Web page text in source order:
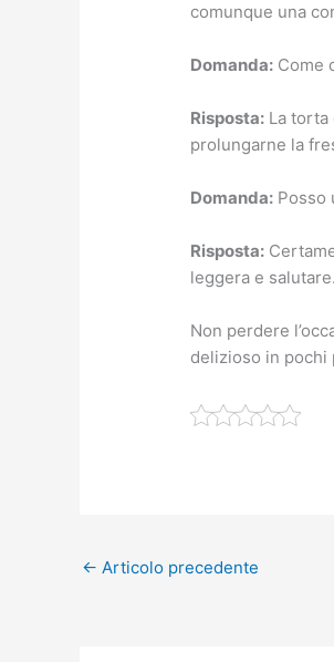
comunque una
Domanda: Come
Risposta: La
prolungarne la
Domanda: Posso
Risposta:
leggera e salutare.
Non perdere
delizioso in pochi
← Articolo precedente